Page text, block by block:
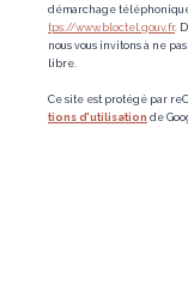
démarchage
tps://www.bloctel.gouv.fr.
nous vous invitons à ne
libre.
Ce site est protégé par
tions d'utilisation de